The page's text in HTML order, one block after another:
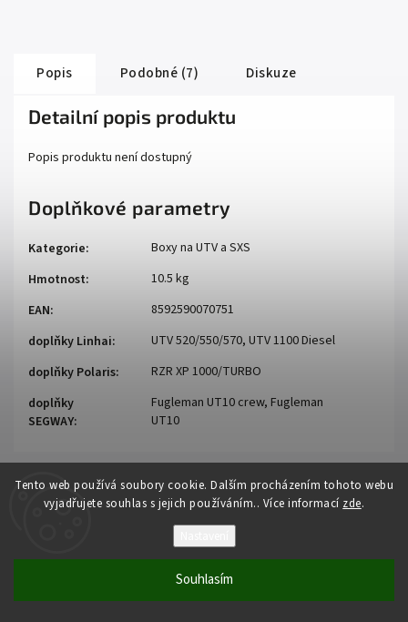
Tento web používá soubory cookie. Dalším procházením tohoto webu
vyjadřujete souhlas s jejich používáním.. Více informací zde.
Souhlasím
Popis Podobné (7) Diskuze
Detailní popis produktu
Popis produktu není dostupný
Doplňkové parametry
Kategorie:
Boxy na UTV a SXS
Hmotnost:
10.5 kg
EAN:
8592590070751
doplňky Linhai:
UTV 520/550/570, UTV 1100 Diesel
doplňky Polaris:
RZR XP 1000/TURBO
doplňky
SEGWAY:
Fugleman UT10 crew, Fugleman
UT10
Auto - moto. Všechna práva vyhrazena.